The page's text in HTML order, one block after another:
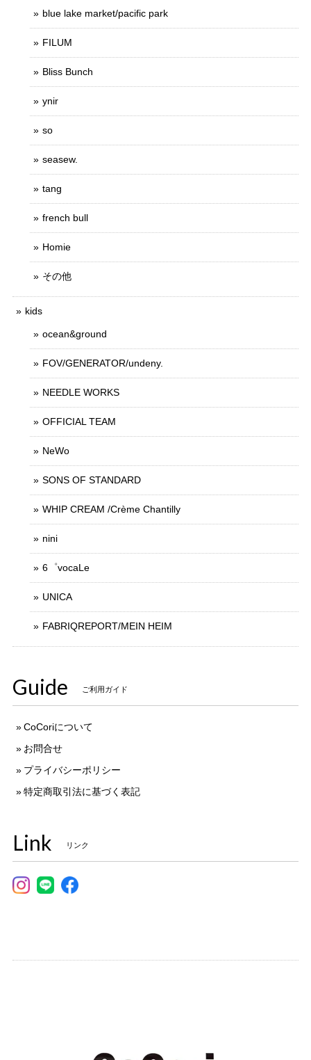
blue lake market/pacific park
FILUM
Bliss Bunch
ynir
so
seasew.
tang
french bull
Homie
その他
kids
ocean&ground
FOV/GENERATOR/undeny.
NEEDLE WORKS
OFFICIAL TEAM
NeWo
SONS OF STANDARD
WHIP CREAM /Crème Chantilly
nini
6゜vocaLe
UNICA
FABRIQREPORT/MEIN HEIM
Guide ご利用ガイド
CoCoriについて
お問合せ
プライバシーポリシー
特定商取引法に基づく表記
Link リンク